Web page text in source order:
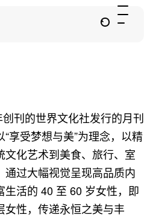
创刊的世界文化社发行的月刊
享受梦想与美”为理念，以精
化艺术到美食、旅行、室
过大幅视觉呈现高品质内
活的 40 至 60 岁女性，即
性，传递永恒之美与丰